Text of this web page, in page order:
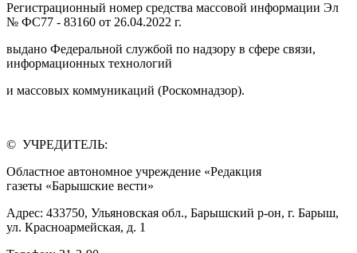
Регистрационный номер средства массовой информации Эл
№ ФС77 - 83160 от 26.04.2022 г.
выдано Федеральной службой по надзору в сфере связи,
информационных технологий
и массовых коммуникаций (Роскомнадзор).
© УЧРЕДИТЕЛЬ:
Областное автономное учреждение «Редакция
газеты «Барышские вести»
Адрес: 433750, Ульяновская обл., Барышский р-он, г. Барыш,
ул. Красноармейская, д. 1